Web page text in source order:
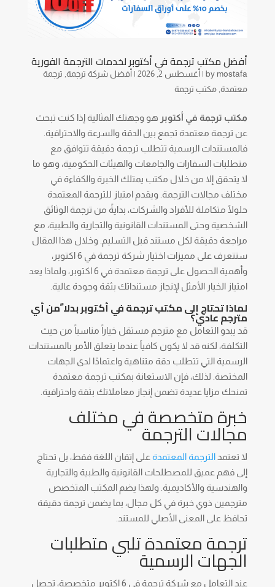
أفضل مكتب ترجمة في أكتوبر لخدمات الترجمة الفورية
by mostafa
| أغسطس 2, 2026 | أفضل شركة ترجمة, ترجمة
معتمدة, مكتب ترجمة
مكتب ترجمة في أكتوبر هو وجهتك المثالية إذا كنت تبحث
عن ترجمة معتمدة تجمع بين الدقة والسرعة والاحترافية.
فالمستندات الرسمية تتطلب ترجمة دقيقة تتوافق مع
متطلبات السفارات والجامعات والهيئات الحكومية، وهو ما
لا يتحقق إلا من خلال مكتب يمتلك الخبرة والكفاءة في
مختلف مجالات الترجمة. ويقدم امتياز للترجمة المعتمدة
حلولًا متكاملة للأفراد والشركات، بدايةً من ترجمة الوثائق
الشخصية وحتى المستندات القانونية والتجارية والطبية، مع
مراجعة دقيقة لكل مستند قبل التسليم. وخلال هذا المقال
ستتعرف على مميزات اختيار شركة ترجمة في 6 اكتوبر،
وأهمية الحصول على ترجمة معتمدة في 6 اكتوبر، ولماذا يعد
امتياز الخيار الأمثل لإنجاز مستنداتك بثقة وجودة عالية.
لماذا تحتاج إلى مكتب ترجمة في أكتوبر بدلا ًمن أي
مترجم عادي؟
قد يبدو التعامل مع مترجم مستقل خياراً مناسباً من حيث
التكلفة، لكنه قد لا يكون كافياً عندما يتعلق الأمر بالمستندات
الرسمية التي تتطلب دقة متناهية واعتمادًا لدى الجهات
المختصة. لذلك، فإن الاستعانة بمكتب ترجمة معتمدة
تمنحك مزايا عديدة تضمن إنجاز معاملاتك بثقة واحترافية.
خبرة متخصصة في مختلف
مجالات الترجمة
لا تعتمد الترجمة المعتمدةعلى إتقان اللغة فقط، بل تحتاج
إلى فهم عميق للمصطلحات القانونية والطبية والتجارية
والهندسية والأكاديمية. ولهذا يضم المكتب المتخصص
مترجمين ذوي خبرة في كل مجال، بما يضمن ترجمة دقيقة
تحافظ على المعنى الأصلي للمستند.
ترجمة معتمدة تلبي متطلبات
الجهات الرسمية
عند التعامل مع شركة ترجمة في 6 اكتوبر متخصصة، تحصل